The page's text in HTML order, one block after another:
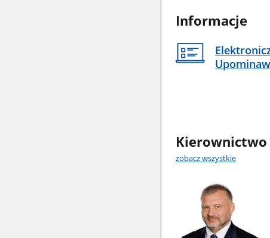
Informacje
zobacz wszystkie